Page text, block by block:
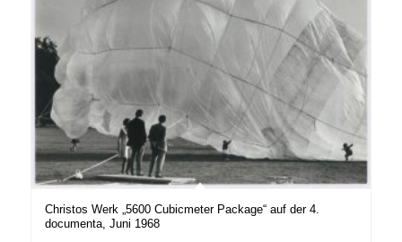
Christos Werk „5600 Cubicmeter Package“ auf der 4.
documenta, Juni 1968